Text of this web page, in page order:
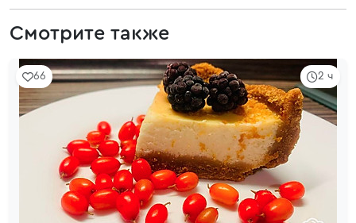
Смотрите также
2 ч
66